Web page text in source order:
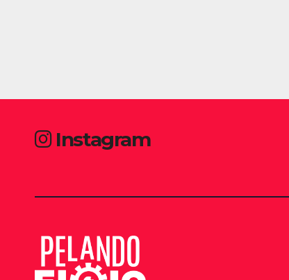
Instagram